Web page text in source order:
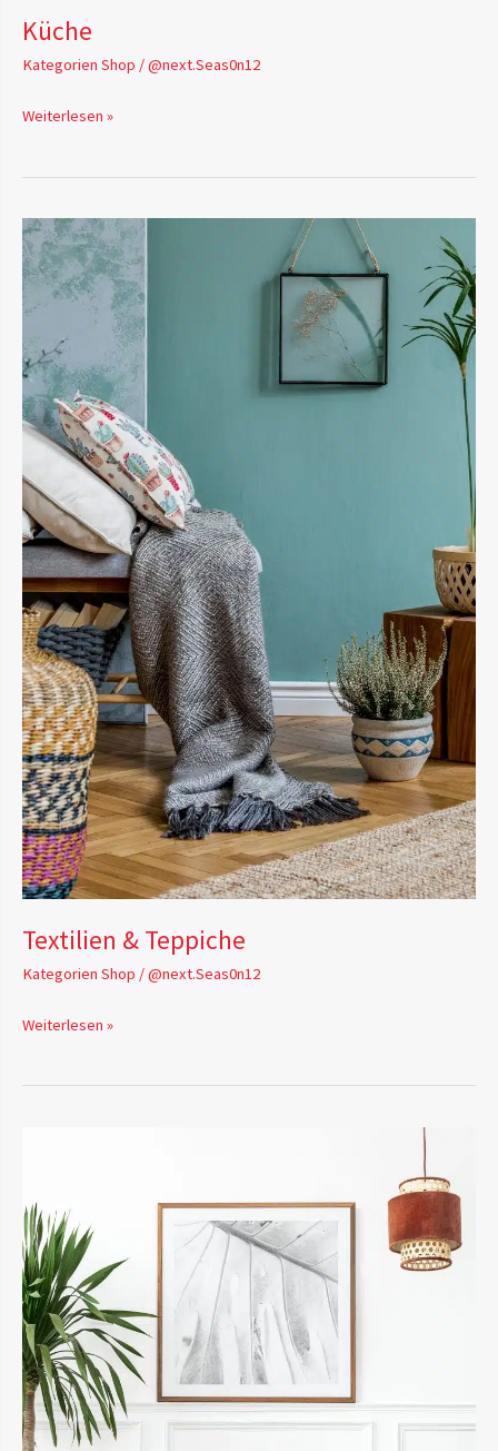
Küche
Kategorien Shop /@next.Seas0n12
Weiterlesen »
Textilien & Teppiche
Kategorien Shop /@next.Seas0n12
Textilien
&
Teppiche
Weiterlesen »